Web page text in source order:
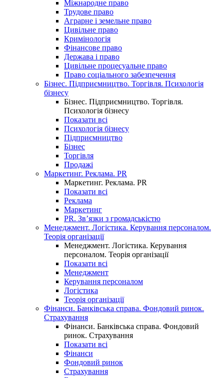
Міжнародне право
Трудове право
Аграрне і земельне право
Цивільне право
Кримінологія
Фінансове право
Держава і право
Цивільне процесуальне право
Право соціального забезпечення
Бізнес. Підприємництво. Торгівля. Психологія
бізнесу
Бізнес. Підприємництво. Торгівля.
Психологія бізнесу
Показати всі
Психологія бізнесу
Підприємництво
Бізнес
Торгівля
Продажі
Маркетинг. Реклама. PR
Маркетинг. Реклама. PR
Показати всі
Реклама
Маркетинг
PR. Зв’язки з громадськістю
Менеджмент. Логістика. Керування персоналом.
Теорія організації
Менеджмент. Логістика. Керування
персоналом. Теорія організації
Показати всі
Менеджмент
Керування персоналом
Логістика
Теорія організації
Фінанси. Банківська справа. Фондовий ринок.
Страхування
Фінанси. Банківська справа. Фондовий
ринок. Страхування
Показати всі
Фінанси
Фондовий ринок
Страхування